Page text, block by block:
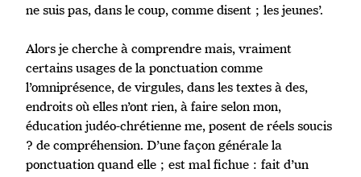
ne suis pas, dans le coup, comme disent ; les jeunes’.
Alors je cherche à comprendre mais, vraiment
certains usages de la ponctuation comme
l’omniprésence, de virgules, dans les textes à des,
endroits où elles n’ont rien, à faire selon mon,
éducation judéo-chrétienne me, posent de réels soucis
? de compréhension. D’une façon générale la
ponctuation quand elle ; est mal fichue : fait d’un